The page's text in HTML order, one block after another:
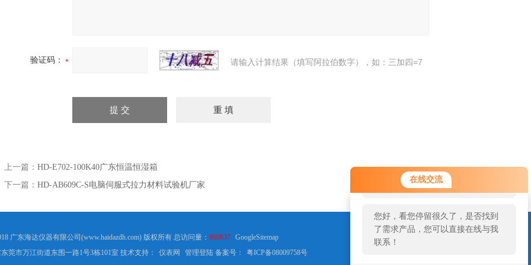
在线交流
您好！欢迎前来咨询，很高兴为您
服务，请问您要咨询什么问题呢？
您好，看您停留很久了，是否找到
了需求产品，您可以直接在线与我
联系！
验证码： 请输入计算结果（填写阿拉伯数字），如：三加四=7
上一篇： HD-E702-100K40广东恒温恒湿箱
下一篇： HD-AB609C-S电脑伺服式拉力材料试验机厂家
返回
广东海达仪器有限公司(www.haidazdh.com) 版权所有 总访问量： 860837 GoogleSitemap
莞市万江街道东围一路1号3栋101室 技术支持：
仪表网 管理登陆备案号： 粤ICP备08009758号